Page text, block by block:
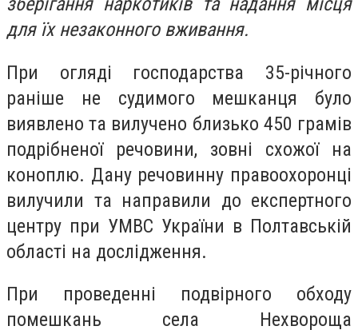
для їх незаконного вживання.
При огляді господарства 35-річного
раніше не судимого мешканця було
виявлено та вилучено близько 450 грамів
подрібненої речовини, зовні схожої на
коноплю. Дану речовинну правоохоронці
вилучили та направили до експертного
центру при УМВС України в Полтавській
області на дослідження.
При проведенні подвірного обходу
помешкань села Нехвороща